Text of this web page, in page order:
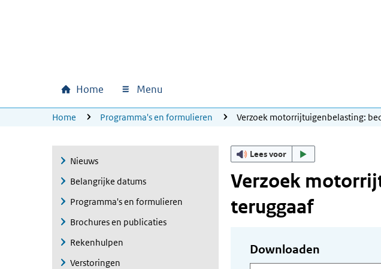
Hoofdnavigatie
Home Menu
U bevindt zich hier:
Home Programma's en formulieren Verzoek motorrijtuigenbelasting:
Nieuws
Belangrijke datums
Programma's en formulieren
Brochures en publicaties
Rekenhulpen
Verstoringen
Lees voor
Verzoek
teruggaaf
Downloaden